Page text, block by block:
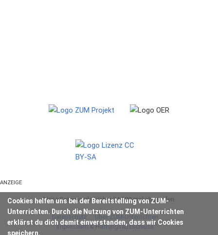
Cookies helfen uns bei der Bereitstellung von ZUM-
Unterrichten. Durch die Nutzung von ZUM-Unterrichten
erklärst du dich damit einverstanden, dass wir Cookies
speichern.
ANZEIGE
Diese Seite wurde bisher 34.200-mal abgerufen.
Datenschutz
Über ZUM-Unterrichten
Impressum & Haftungsausschluss